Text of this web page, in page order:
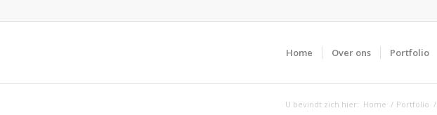
Home Over ons Portfolio
U bevindt zich hier: Home / Portfolio /